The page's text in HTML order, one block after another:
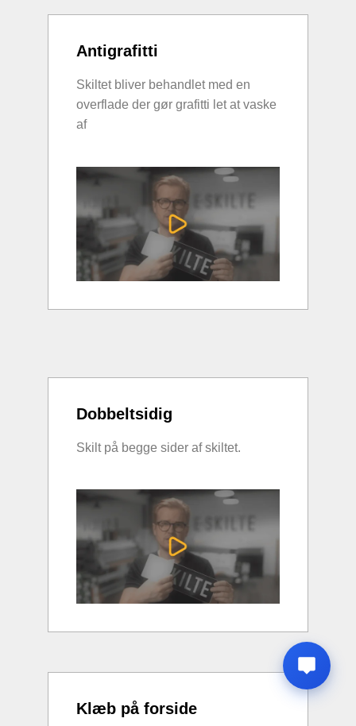
Antigrafitti
Skiltet bliver behandlet med en
overflade der gør grafitti let at vaske
af
Dobbeltsidig
Skilt på begge sider af skiltet.
Klæb på forside